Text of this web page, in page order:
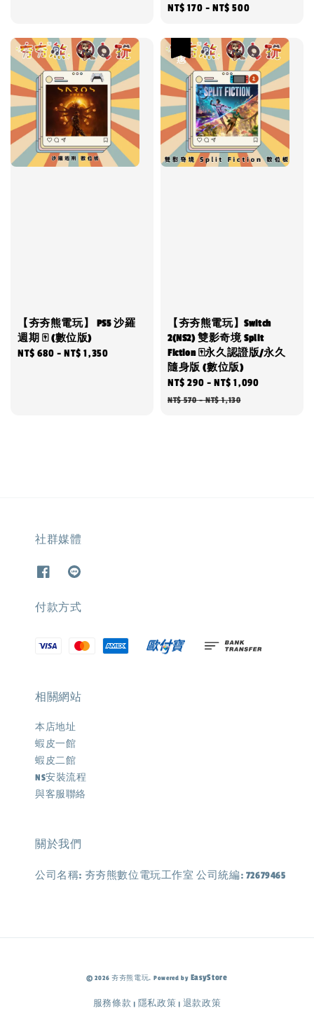
Regular
NT$ 170 -NT$ 500
【夯夯熊電玩】 PS5 沙羅
週期 🀄 (數位版)
Regular
NT$ 680 -NT$ 1,350
【夯夯熊電玩】Switch
2(NS2) 雙影奇境 Split
Fiction 🀄永久認證版/永久
隨身版 (數位版)
Sale
price
NT$ 290 -NT$ 1,090
NT$ 570-NT$ 1,130
社群媒體
付款方式
相關網站
本店地址
蝦皮一館
蝦皮二館
NS安裝流程
與客服聯絡
關於我們
公司名稱: 夯夯熊數位電玩工作室 公司統編: 72679465
© 2026 夯夯熊電玩. Powered by EasyStore
服務條款 | 隱私政策 | 退款政策